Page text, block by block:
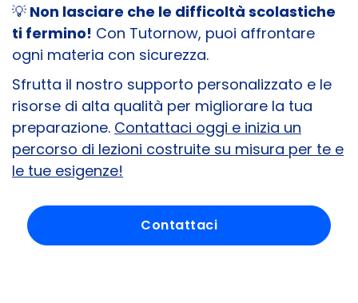
💡 Non lasciare che le difficoltà scolastiche
ti fermino! Con Tutornow, puoi affrontare
ogni materia con sicurezza.
Sfrutta il nostro supporto personalizzato e le
risorse di alta qualità per migliorare la tua
preparazione. Contattaci oggi e inizia un
percorso di lezioni costruite su misura per te e
le tue esigenze!
Contattaci